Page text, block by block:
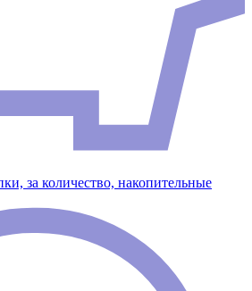
за количество, накопительные